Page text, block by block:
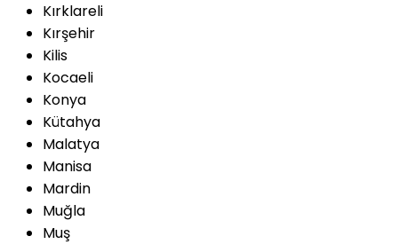
Kırklareli
Kırşehir
Kilis
Kocaeli
Konya
Kütahya
Malatya
Manisa
Mardin
Muğla
Muş